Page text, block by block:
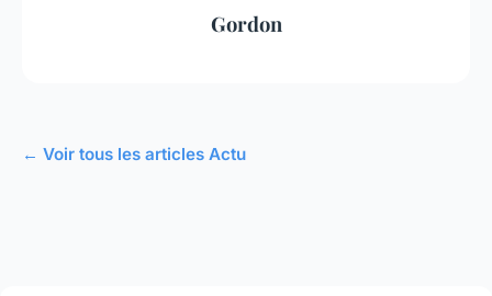
Gordon
← Voir tous les articles Actu